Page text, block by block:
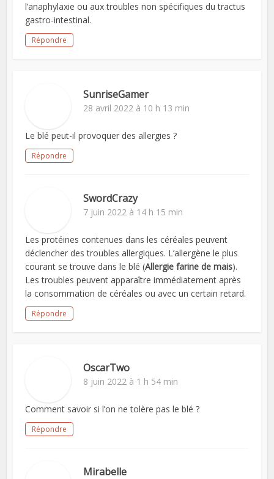
l’anaphylaxie ou aux troubles non spécifiques du tractus
gastro-intestinal.
Répondre
SunriseGamer
28 avril 2022 à 10 h 13 min
Le blé peut-il provoquer des allergies ?
Répondre
SwordCrazy
7 juin 2022 à 14 h 15 min
Les protéines contenues dans les céréales peuvent
déclencher des troubles allergiques. L’allergène le plus
courant se trouve dans le blé (Allergie farine de mais).
Les troubles peuvent apparaître immédiatement après
la consommation de céréales ou avec un certain retard.
Répondre
OscarTwo
8 juin 2022 à 1 h 54 min
Comment savoir si l’on ne tolère pas le blé ?
Répondre
Mirabelle